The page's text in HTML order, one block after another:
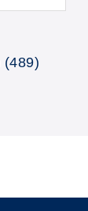
(489)